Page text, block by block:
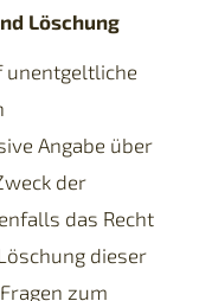
Löschung
unentgeltliche
Angabe über
der
das Recht
dieser
zum